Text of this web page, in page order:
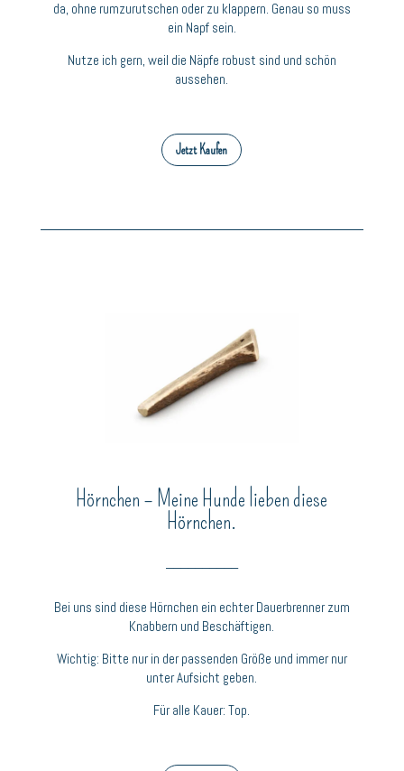
da, ohne rumzurutschen oder zu klappern. Genau so muss
ein Napf sein.
Nutze ich gern, weil die Näpfe robust sind und schön
aussehen.
Jetzt Kaufen
Hörnchen – Meine Hunde lieben diese
Hörnchen.
Bei uns sind diese Hörnchen ein echter Dauerbrenner zum
Knabbern und Beschäftigen.
Wichtig: Bitte nur in der passenden Größe und immer nur
unter Aufsicht geben.
Für alle Kauer: Top.